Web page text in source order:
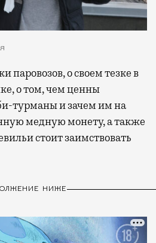
о том, чем ценны
турманы и зачем им на
медную монету, а также
стоит заимствовать
НИЖЕ